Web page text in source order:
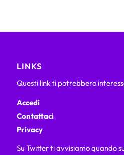
LINKS
Questi link ti potrebbero
Accedi
Contattaci
Privacy
Su Twitter ti avvisiamo quando